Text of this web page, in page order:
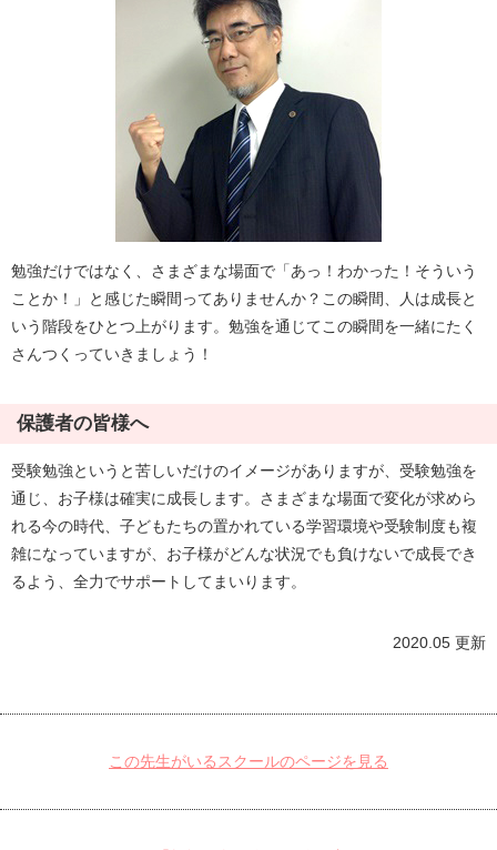
勉強だけではなく、さまざまな場面で「あっ！わかった！そういう
ことか！」と感じた瞬間ってありませんか？この瞬間、人は成長と
いう階段をひとつ上がります。勉強を通じてこの瞬間を一緒にたく
さんつくっていきましょう！
保護者の皆様へ
受験勉強というと苦しいだけのイメージがありますが、受験勉強を
通じ、お子様は確実に成長します。さまざまな場面で変化が求めら
れる今の時代、子どもたちの置かれている学習環境や受験制度も複
雑になっていますが、お子様がどんな状況でも負けないで成長でき
るよう、全力でサポートしてまいります。
2020.05 更新
この先生がいるスクールのページを見る